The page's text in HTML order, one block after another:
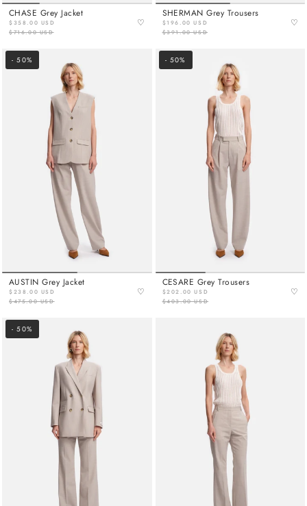
CHASE Grey Jacket
$358.00 USD
$716.00 USD
♡
SHERMAN Grey Trousers
$196.00 USD
$391.00 USD
♡
AUSTIN Grey Jacket
$238.00 USD
$475.00 USD
♡
- 50%
CESARE Grey Trousers
$202.00 USD
$403.00 USD
♡
- 50%
- 50%